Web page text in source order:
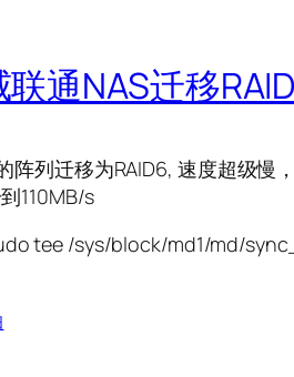
通NAS迁移
阵列迁移为RAID6, 速度超级
110MB/s
tee /sys/block/md1/md/